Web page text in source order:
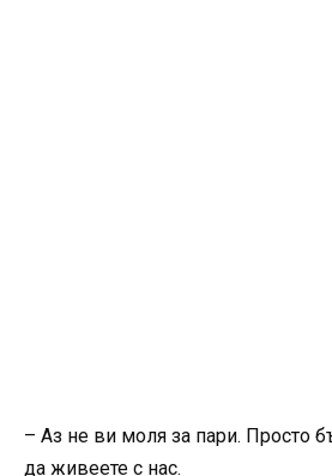
– Аз не ви моля за пари. Просто
да живеете с нас.